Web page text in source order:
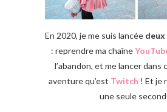
En 2020, je me suis lancée deux
: reprendre ma chaîne
l’abandon, et me lancer
aventure qu’est Twitch ! Et je
une seule